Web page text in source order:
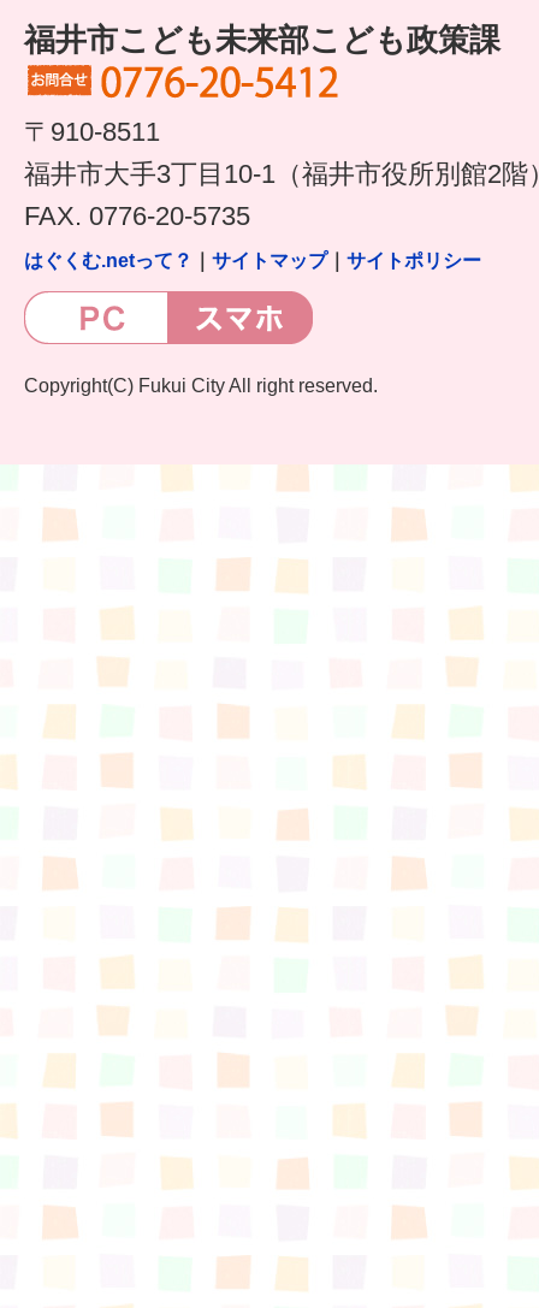
福井市こども未来部こども政策課
〒910-8511
福井市大手3丁目10-1（福井市役所別館2階
FAX. 0776-20-5735
はぐくむ.netって？ サイトマップ｜ サイトポリシー
Copyright(C) Fukui City All right reserved.